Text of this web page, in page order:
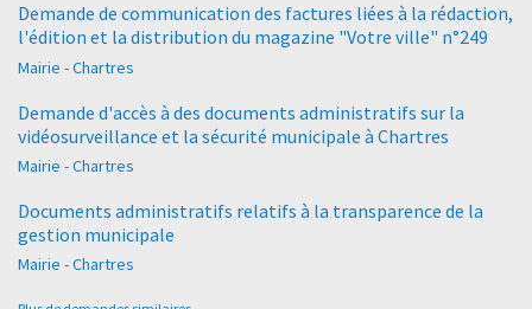
Demande de communication des factures liées à la rédaction,
l'édition et la distribution du magazine "Votre ville" n°249
Mairie - Chartres
Demande d'accès à des documents administratifs sur la
vidéosurveillance et la sécurité municipale à Chartres
Mairie - Chartres
Documents administratifs relatifs à la transparence de la
gestion municipale
Mairie - Chartres